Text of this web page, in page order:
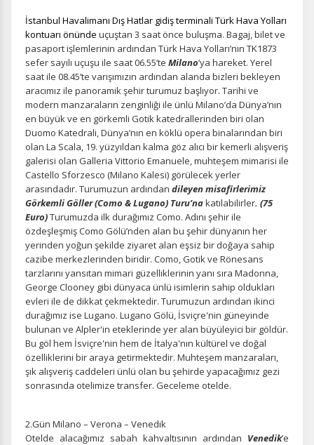
İstanbul Havalimanı Dış Hatlar gidiş terminali Türk Hava Yolları
kontuarı önünde uçuştan 3 saat önce buluşma. Bagaj, bilet ve
pasaport işlemlerinin ardından Türk Hava Yolları’nın TK1873
sefer sayılı uçuşu ile saat 06.55’te Milano’ya hareket. Yerel
saat ile 08.45’te varışımızın ardından alanda bizleri bekleyen
aracımız ile panoramik şehir turumuz başlıyor. Tarihi ve
modern manzaraların zenginliği ile ünlü Milano’da Dünya’nın
en büyük ve en görkemli Gotik katedrallerinden biri olan
Duomo Katedrali, Dünya’nın en köklü opera binalarından biri
olan La Scala, 19. yüzyıldan kalma göz alıcı bir kemerli alışveriş
galerisi olan Galleria Vittorio Emanuele, muhteşem mimarisi ile
Castello Sforzesco (Milano Kalesi) görülecek yerler
arasındadır. Turumuzun ardından dileyen misafirlerimiz
Görkemli Göller (Como & Lugano) Turu’nakatılabilirler. (75
Euro)Turumuzda ilk durağımız Como. Adını şehir ile
özdeşleşmiş Como Gölü’nden alan bu şehir dünyanın her
yerinden yoğun şekilde ziyaret alan eşsiz bir doğaya sahip
cazibe merkezlerinden biridir. Como, Gotik ve Rönesans
tarzlarını yansıtan mimari güzelliklerinin yanı sıra Madonna,
George Clooney gibi dünyaca ünlü isimlerin sahip oldukları
evleri ile de dikkat çekmektedir. Turumuzun ardından ikinci
durağımız ise Lugano. Lugano Gölü, İsviçre'nin güneyinde
bulunan ve Alpler'in eteklerinde yer alan büyüleyici bir göldür.
Bu göl hem İsviçre'nin hem de İtalya'nın kültürel ve doğal
özelliklerini bir araya getirmektedir. Muhteşem manzaraları,
şık alışveriş caddeleri ünlü olan bu şehirde yapacağımız gezi
sonrasında otelimize transfer. Geceleme otelde.
2.Gün Milano – Verona – Venedik
Otelde alacağımız sabah kahvaltısının ardından Venedik’e